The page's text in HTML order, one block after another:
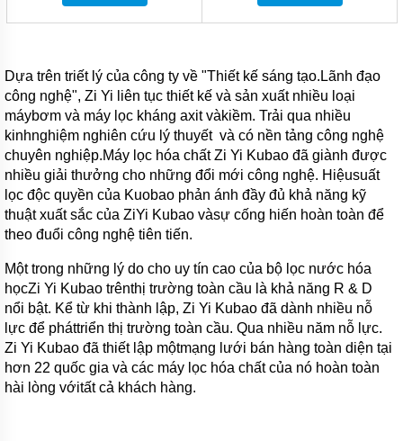
Dựa trên triết lý của công ty về "Thiết kế sáng tạo.Lãnh đạo
công nghệ", Zi Yi liên tục thiết kế và sản xuất nhiều loại
máybơm và máy lọc kháng axit vàkiềm. Trải qua nhiều
kinhnghiệm nghiên cứu lý thuyết và có nền tảng công nghệ
chuyên nghiệp.Máy lọc hóa chất Zi Yi Kubao đã giành được
nhiều giải thưởng cho những đổi mới công nghệ. Hiệusuất
lọc độc quyền của Kuobao phản ánh đầy đủ khả năng kỹ
thuật xuất sắc của ZiYi Kubao vàsự cống hiến hoàn toàn để
theo đuổi công nghệ tiên tiến.
Một trong những lý do cho uy tín cao của bộ lọc nước hóa
họcZi Yi Kubao trênthị trường toàn cầu là khả năng R & D
nổi bật. Kể từ khi thành lập, Zi Yi Kubao đã dành nhiều nỗ
lực để pháttriển thị trường toàn cầu. Qua nhiều năm nỗ lực.
Zi Yi Kubao đã thiết lập mộtmạng lưới bán hàng toàn diện tại
hơn 22 quốc gia và các máy lọc hóa chất của nó hoàn toàn
hài lòng vớitất cả khách hàng.